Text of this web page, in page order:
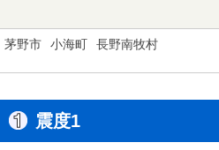
茅野市 小海町 長野南牧村
震度1